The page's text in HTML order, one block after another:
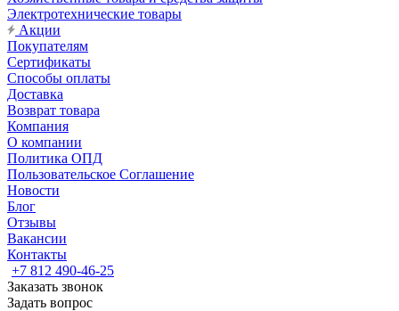
Электротехнические товары
Акции
Покупателям
Сертификаты
Способы оплаты
Доставка
Возврат товара
Компания
О компании
Политика ОПД
Пользовательское Соглашение
Новости
Блог
Отзывы
Вакансии
Контакты
+7 812 490-46-25
Заказать звонок
Задать вопрос